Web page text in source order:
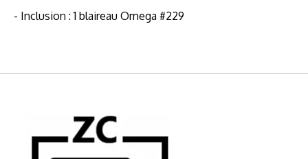
- Inclusion : 1 blaireau Omega #229